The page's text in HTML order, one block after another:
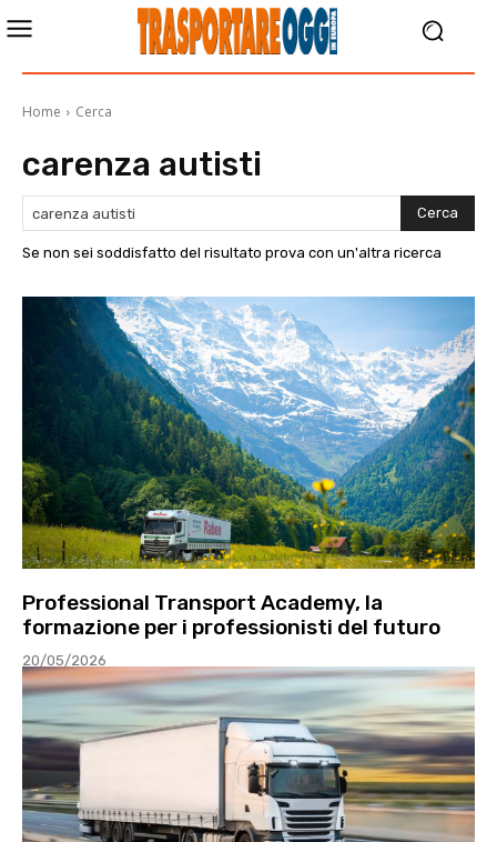
Home Cerca
carenza autisti
Cerca
Se non sei soddisfatto del risultato prova con un'altra ricerca
Professional Transport Academy, la
formazione per i professionisti del futuro
20/05/2026